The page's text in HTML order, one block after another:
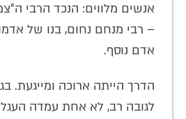
אנשים מלווים: הנכד הרבי
– רבי מנחם נחום, בנו של
אדם נוסף.
הדרך הייתה ארוכה ומייגעת.
לגובה רב, לא אחת עמדה